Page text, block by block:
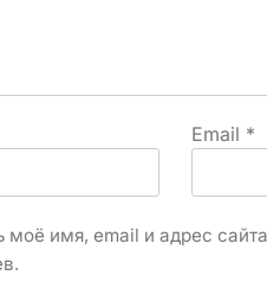
Email *
моё имя, email и адрес